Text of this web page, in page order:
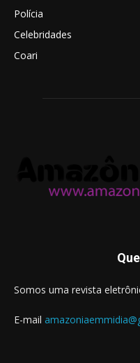
Polícia
Celebridades
Coari
Somos uma revista
E-mail